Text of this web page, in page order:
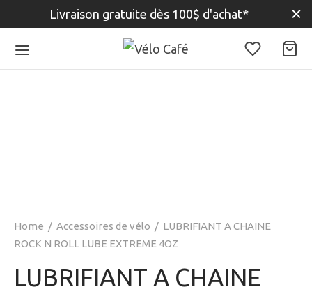
Livraison gratuite dès 100$ d'achat*
Home / Accessoires de vélo / LUBRIFIANT A CHAINE
ROCK N ROLL LUBE EXTREME 4OZ
LUBRIFIANT A CHAINE